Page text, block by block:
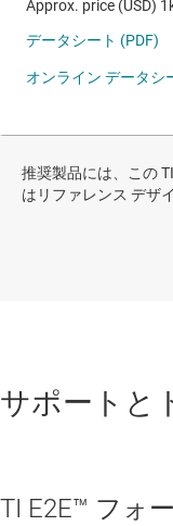
推奨製品には、この
はリファレンス デザ
サポートと
TI E2E™ フォ